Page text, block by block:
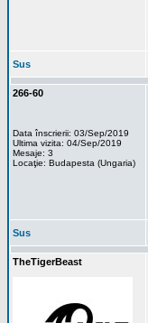
Sus
266-60
Data înscrierii: 03/Sep/2019
Ultima vizita: 04/Sep/2019
Mesaje: 3
Locaţie: Budapesta (Ungaria)
Sus
TheTigerBeast